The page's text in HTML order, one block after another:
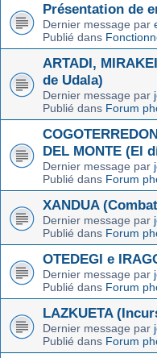
Présentation de
Dernier message par
Publié dans
ARTADI,
de Udala)
Dernier message par
Publié dans Forum
DEL MONTE (El
Dernier message par
Publié dans Forum
XANDUA
Dernier message par
Publié dans Forum
OTEDEGI e
Dernier message par
Publié dans Forum
LAZKUETA
Dernier message par
Publié dans Forum